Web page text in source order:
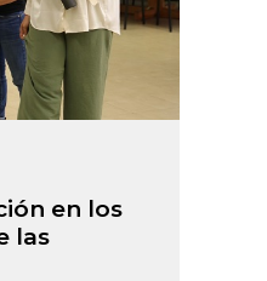
en los
las